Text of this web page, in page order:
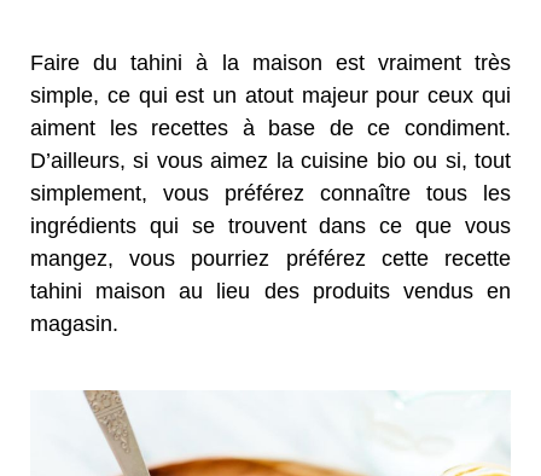
Faire du tahini à la maison est vraiment très
simple, ce qui est un atout majeur pour ceux qui
aiment les recettes à base de ce condiment.
D’ailleurs, si vous aimez la cuisine bio ou si, tout
simplement, vous préférez connaître tous les
ingrédients qui se trouvent dans ce que vous
mangez, vous pourriez préférez cette recette
tahini maison au lieu des produits vendus en
magasin.